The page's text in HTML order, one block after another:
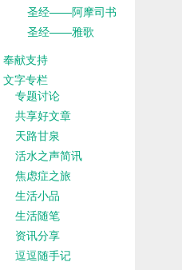
圣经——阿摩司书
圣经——雅歌
奉献支持
文字专栏
专题讨论
共享好文章
天路甘泉
活水之声简讯
焦虑症之旅
生活小品
生活随笔
资讯分享
逗逗随手记